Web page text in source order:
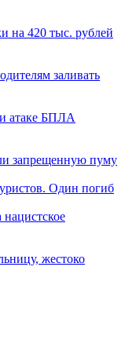
на 420 тыс. рублей
заливать
атаке БПЛА
запрещенную пуму
Один погиб
жестоко